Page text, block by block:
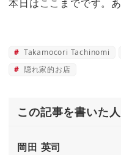
本日はここまでです。
Takamocori Tachinomi
隠れ家的お店
この記事を書いた人
岡田 英司